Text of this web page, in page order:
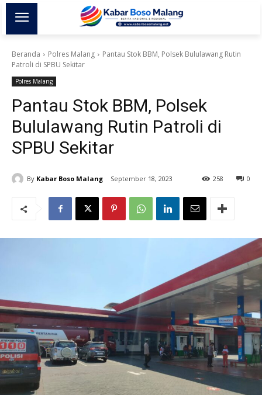
Beranda Polres Malang
Pantau Stok BBM, Polsek Bululawang Rutin
Patroli di SPBU Sekitar
Polres Malang
Pantau Stok BBM, Polsek
Bululawang Rutin Patroli di
SPBU Sekitar
By Kabar Boso Malang September 18, 2023 0
258